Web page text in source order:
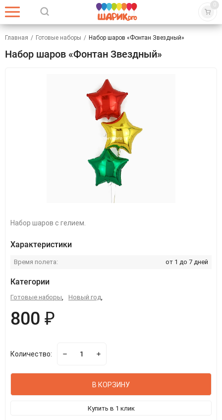
0
Главная / Готовые наборы / Набор шаров «Фонтан Звездный»
Набор шаров «Фонтан Звездный»
Набор шаров с гелием.
Характеристики
Время полета: от 1 до 7 дней
Категории
Готовые наборы, Новый год,
800 ₽
Количество:
В КОРЗИНУ
Купить в 1 клик